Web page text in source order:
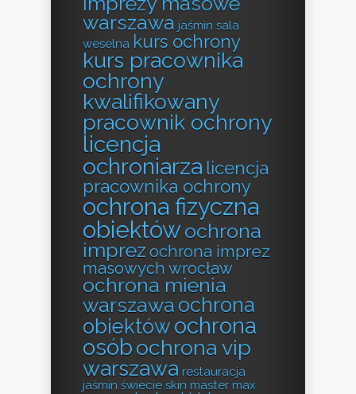
warszawa jaśmin sala
weselna kurs ochrony
kurs pracownika
ochrony
kwalifikowany
pracownik ochrony
licencja
ochroniarza licencja
pracownika ochrony
ochrona fizyczna
obiektówochrona
imprez ochrona imprez
masowych wrocław
ochrona mienia
warszawa ochrona
obiektów ochrona
osóbochrona vip
warszawa restauracja
jaśmin świecie skin master max